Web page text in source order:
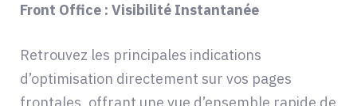
Front Office : Visibilité Instantanée
Retrouvez les principales indications
d’optimisation directement sur vos pages